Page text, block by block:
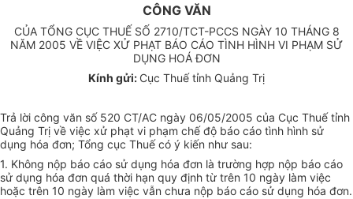
CÔNG VĂN
CỦA TỔNG CỤC THUẾ SỐ 2710/TCT-PCCS NGÀY 10 THÁNG 8
NĂM 2005 VỀ VIỆC XỬ PHẠT BÁO CÁO TÌNH HÌNH VI PHẠM SỬ
DỤNG HOÁ ĐƠN
Kính gửi: Cục Thuế tỉnh Quảng Trị
Trả lời công văn số 520 CT/AC ngày 06/05/2005 của Cục Thuế tỉnh
Quảng Trị về việc xử phạt vi phạm chế độ báo cáo tình hình sử
dụng hóa đơn; Tổng cục Thuế có ý kiến như sau:
1. Không nộp báo cáo sử dụng hóa đơn là trường hợp nộp báo cáo
sử dụng hóa đơn quá thời hạn quy định từ trên 10 ngày làm việc
hoặc trên 10 ngày làm việc vẫn chưa nộp báo cáo sử dụng hóa đơn.